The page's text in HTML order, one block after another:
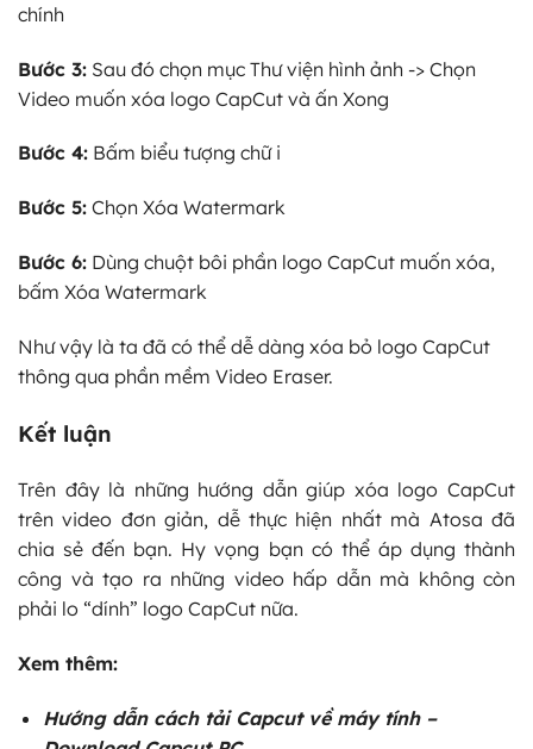
chính
Bước 3: Sau đó chọn mục Thư viện hình ảnh -> Chọn
Video muốn xóa logo CapCut và ấn Xong
Bước 4: Bấm biểu tượng chữ i
Bước 5: Chọn Xóa Watermark
Bước 6: Dùng chuột bôi phần logo CapCut muốn xóa,
bấm Xóa Watermark
Như vậy là ta đã có thể dễ dàng xóa bỏ logo CapCut
thông qua phần mềm Video Eraser.
Kết luận
Trên đây là những hướng dẫn giúp xóa logo CapCut
trên video đơn giản, dễ thực hiện nhất mà Atosa đã
chia sẻ đến bạn. Hy vọng bạn có thể áp dụng thành
công và tạo ra những video hấp dẫn mà không còn
phải lo “dính” logo CapCut nữa.
Xem thêm:
Hướng dẫn cách tải Capcut về máy tính–